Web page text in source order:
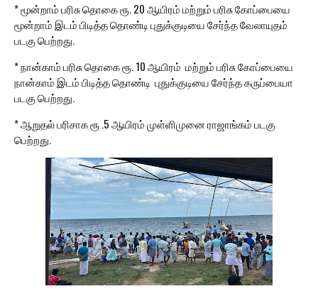
* மூன்றாம் பரிசு தொகை ரூ. 20 ஆயிரம் மற்றும் பரிசு கோப்பையை
மூன்றாம் இடம் பிடித்த தொண்டி புதுக்குடியை சேர்ந்த வேலாயுதம்
படகு பெற்றது.
* நான்காம் பரிசு தொகை ரூ. 10 ஆயிரம் மற்றும் பரிசு கோப்பையை
நான்காம் இடம் பிடித்த தொண்டி புதுக்குடியை சேர்ந்த கருப்பையா
படகு பெற்றது.
* ஆறுதல் பரிசாக ரூ .5 ஆயிரம் முள்ளிமுனை ராஜாங்கம் படகு
பெற்றது.